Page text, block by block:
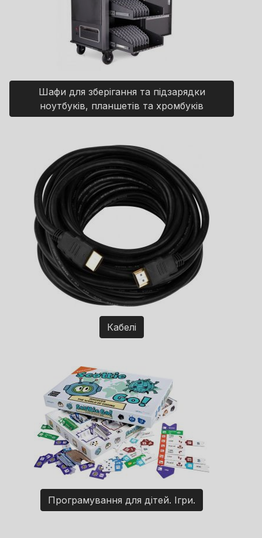
Шафи для зберігання та підзарядки
ноутбуків, планшетів та хромбуків
Кабелі
Програмування для дітей. Ігри.